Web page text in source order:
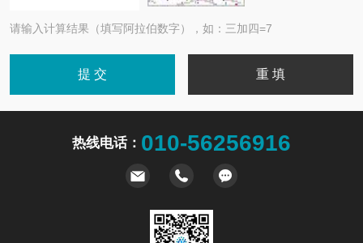
请输入计算结果（填写阿拉伯数字），如：三加四=7
热线电话： 010-56256916